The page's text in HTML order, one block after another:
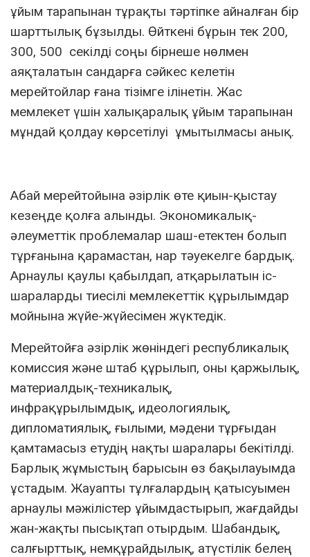
ұйым тарапынан тұрақты тәртіпке айналған бір
шарттылық бұзылды. Өйткені бұрын тек 200,
300, 500 секілді соңы бірнеше нөлмен
аяқталатын сандарға сәйкес келетін
мерейтойлар ғана тізімге ілінетін. Жас
мемлекет үшін халықаралық ұйым тарапынан
мұндай қолдау көрсетілуі ұмытылмасы анық.
Абай мерейтойына әзірлік өте қиын-қыстау
кезеңде қолға алынды. Экономикалық-
әлеуметтік проблемалар шаш-етектен болып
тұрғанына қарамастан, нар тәуекелге бардық.
Арнаулы қаулы қабылдап, атқарылатын іс-
шараларды тиесілі мемлекеттік құрылымдар
мойнына жүйе-жүйесімен жүктедік.
Мерейтойға әзірлік жөніндегі республикалық
комиссия және штаб құрылып, оны қаржылық,
материалдық-техникалық,
инфрақұрылымдық, идеологиялық,
дипломатиялық, ғылыми, мәдени тұрғыдан
қамтамасыз етудің нақты шаралары бекітілді.
Барлық жұмыстың барысын өз бақылауымда
ұстадым. Жауапты тұлғалардың қатысуымен
арнаулы мәжілістер ұйымдастырып, жағдайды
жан-жақты пысықтап отырдым. Шабандық,
салғырттық, немқұрайдылық, атүстілік белең